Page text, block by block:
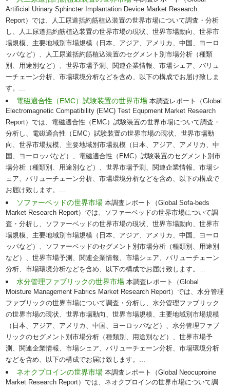
Artificial Urinary Sphincter Implantation Device Market Research
Report）では、人工尿道括約筋植込装置の世界市場について調査・分析
し、人工尿道括約筋植込装置の世界市場の現状、世界市場動向、世界市
場規模、主要地域別市場規模（日本、アジア、アメリカ、中国、ヨーロ
ッパなど）、人工尿道括約筋植込装置のセグメント別市場分析（種類
別、用途別など）、世界市場予測、関連企業情報、市場シェア、バリュ
ーチェーン分析、市場環境分析などを含め、以下の構成でお届け致しま
す。...
電磁適合性（EMC）試験装置の世界市場本調査レポート（Global
Electromagnetic Compatibility (EMC) Test Equpment Market Research
Report）では、電磁適合性（EMC）試験装置の世界市場について調査・
分析し、電磁適合性（EMC）試験装置の世界市場の現状、世界市場動
向、世界市場規模、主要地域別市場規模（日本、アジア、アメリカ、中
国、ヨーロッパなど）、電磁適合性（EMC）試験装置のセグメント別市
場分析（種類別、用途別など）、世界市場予測、関連企業情報、市場シ
ェア、バリューチェーン分析、市場環境分析などを含め、以下の構成で
お届け致します。...
ソファーベッドの世界市場本調査レポート（Global Sofa-beds
Market Research Report）では、ソファーベッドの世界市場について調
査・分析し、ソファーベッドの世界市場の現状、世界市場動向、世界市
場規模、主要地域別市場規模（日本、アジア、アメリカ、中国、ヨーロ
ッパなど）、ソファーベッドのセグメント別市場分析（種類別、用途別
など）、世界市場予測、関連企業情報、市場シェア、バリューチェーン
分析、市場環境分析などを含め、以下の構成でお届け致します。...
水分管理ファブリックの世界市場本調査レポート（Global
Moisture Management Fabrics Market Research Report）では、水分管理
ファブリックの世界市場について調査・分析し、水分管理ファブリック
の世界市場の現状、世界市場動向、世界市場規模、主要地域別市場規模
（日本、アジア、アメリカ、中国、ヨーロッパなど）、水分管理ファブ
リックのセグメント別市場分析（種類別、用途別など）、世界市場予
測、関連企業情報、市場シェア、バリューチェーン分析、市場環境分析
などを含め、以下の構成でお届け致します。...
ネオクプロインの世界市場本調査レポート（Global Neocuproine
Market Research Report）では、ネオクプロインの世界市場について調